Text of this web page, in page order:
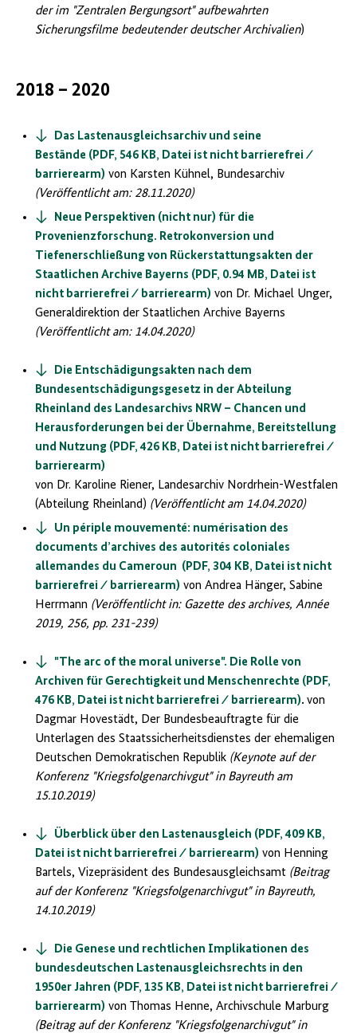
der im "Zentralen Bergungsort" aufbewahrten
Sicherungsfilme bedeutender deutscher Archivalien)
2018 – 2020
Das Lastenausgleichsarchiv und seine
Bestände (PDF, 546 KB, Datei ist nicht barrierefrei ⁄
barrierearm) von Karsten Kühnel, Bundesarchiv
(Veröffentlicht am: 28.11.2020)
Neue Perspektiven (nicht nur) für die
Provenienzforschung. Retrokonversion und
Tiefenerschließung von Rückerstattungsakten der
Staatlichen Archive Bayerns (PDF, 0.94 MB, Datei ist
nicht barrierefrei ⁄ barrierearm) von Dr. Michael Unger,
Generaldirektion der Staatlichen Archive Bayerns
(Veröffentlicht am: 14.04.2020)
Die Entschädigungsakten nach dem
Bundesentschädigungsgesetz in der Abteilung
Rheinland des Landesarchivs NRW – Chancen und
Herausforderungen bei der Übernahme, Bereitstellung
und Nutzung (PDF, 426 KB, Datei ist nicht barrierefrei ⁄
barrierearm)
von Dr. Karoline Riener, Landesarchiv Nordrhein-Westfalen
(Abteilung Rheinland) (Veröffentlicht am 14.04.2020)
Un périple mouvementé: numérisation des
documents d’archives des autorités coloniales
allemandes du Cameroun (PDF, 304 KB, Datei ist nicht
barrierefrei ⁄ barrierearm) von Andrea Hänger, Sabine
Herrmann (Veröffentlicht in: Gazette des archives, Année
2019, 256, pp. 231-239)
"The arc of the moral universe". Die Rolle von
Archiven für Gerechtigkeit und Menschenrechte (PDF,
476 KB, Datei ist nicht barrierefrei ⁄ barrierearm). von
Dagmar Hovestädt, Der Bundesbeauftragte für die
Unterlagen des Staatssicherheitsdienstes der ehemaligen
Deutschen Demokratischen Republik (Keynote auf der
Konferenz "Kriegsfolgenarchivgut" in Bayreuth am
15.10.2019)
Überblick über den Lastenausgleich (PDF, 409 KB,
Datei ist nicht barrierefrei ⁄ barrierearm) von Henning
Bartels, Vizepräsident des Bundesausgleichsamt (Beitrag
auf der Konferenz "Kriegsfolgenarchivgut" in Bayreuth,
14.10.2019)
Die Genese und rechtlichen Implikationen des
bundesdeutschen Lastenausgleichsrechts in den
1950er Jahren (PDF, 135 KB, Datei ist nicht barrierefrei ⁄
barrierearm) von Thomas Henne, Archivschule Marburg
(Beitrag auf der Konferenz "Kriegsfolgenarchivgut" in